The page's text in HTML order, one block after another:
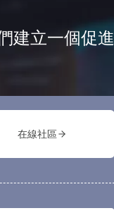
建立一個促進
在線社區